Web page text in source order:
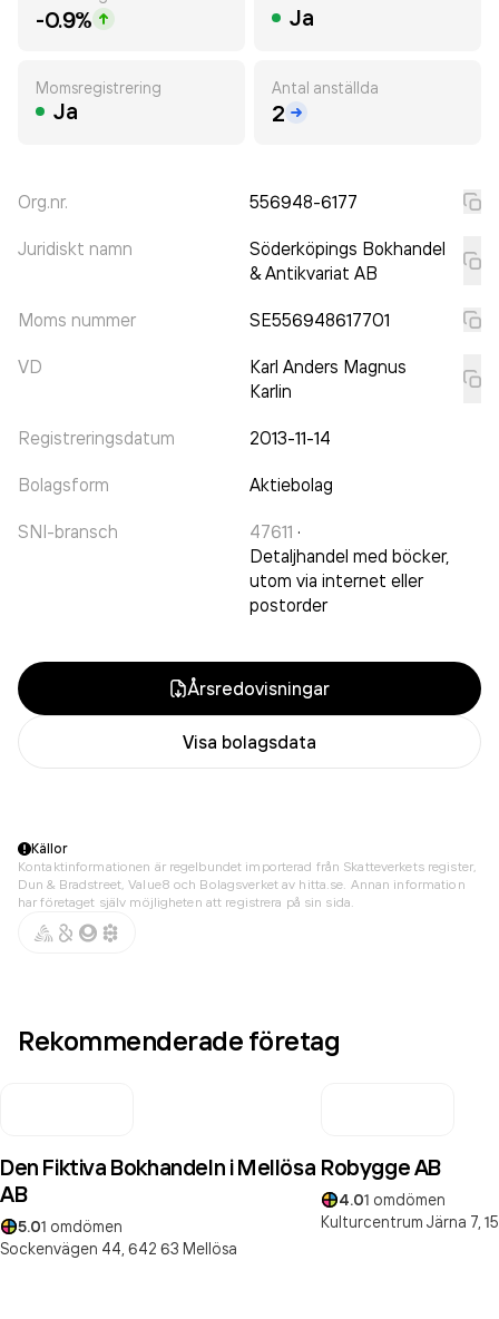
-0.9% Ja
Momsregistrering
Ja
Antal anställda
2
Org.nr. 556948-6177
Juridiskt namn
Söderköpings Bokhandel
& Antikvariat AB
Moms nummer SE556948617701
VD
Karl Anders Magnus
Karlin
Registreringsdatum 2013-11-14
Bolagsform Aktiebolag
SNI-bransch 47611 ·
Detaljhandel med böcker,
utom via internet eller
postorder
Årsredovisningar
Visa bolagsdata
Källor
Kontaktinformationen är regelbundet importerad från Skatteverkets register,
Dun & Bradstreet, Value8 och Bolagsverket av hitta.se. Annan information
har företaget själv möjligheten att registrera på sin sida.
Rekommenderade företag
Den Fiktiva Bokhandeln i Mellösa
AB
5.01 omdömen
Sockenvägen 44, 642 63 Mellösa
Robygge AB
4.01 omdömen
Kulturcentrum Järna 7,